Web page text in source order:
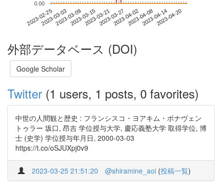
2023-02-252023-03-032023-03-092023-03-152023-03-212023-03-272023-04-022023-04-082023-04-142023-04-20
0.00
外部データベース (DOI)
Google Scholar
Twitter (1 users, 1 posts, 0 favorites)
中世の人間観と歴史 : フランシスコ・ヨアキム・ボナヴェン
トゥラー 坂口, 昂吉 学位授与大学, 慶応義塾大学 取得学位, 博
士 (史学) 学位授与年月日, 2000-03-03
https://t.co/oSJUXpj0v9
2023-03-25 21:51:20 @shiramine_aoi (投稿一覧)